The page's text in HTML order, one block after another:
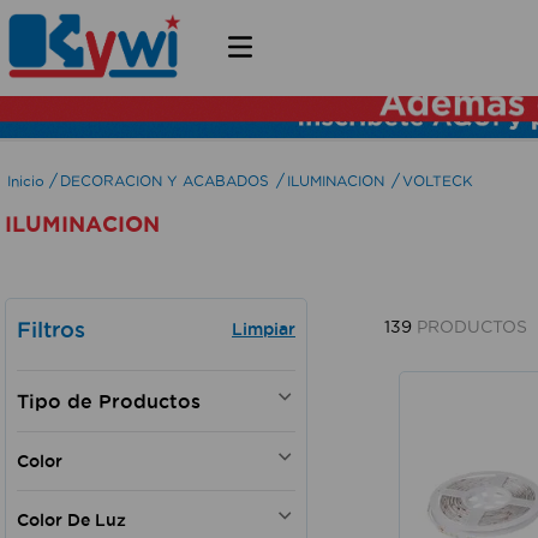
DECORACION Y ACABADOS ILUMINACION VOLTECK
ILUMINACION
Filtros
LAMPARAS DECORATIVAS
EXTERIORES
Color
Negro
Color De Luz
139 PRODUCTOS